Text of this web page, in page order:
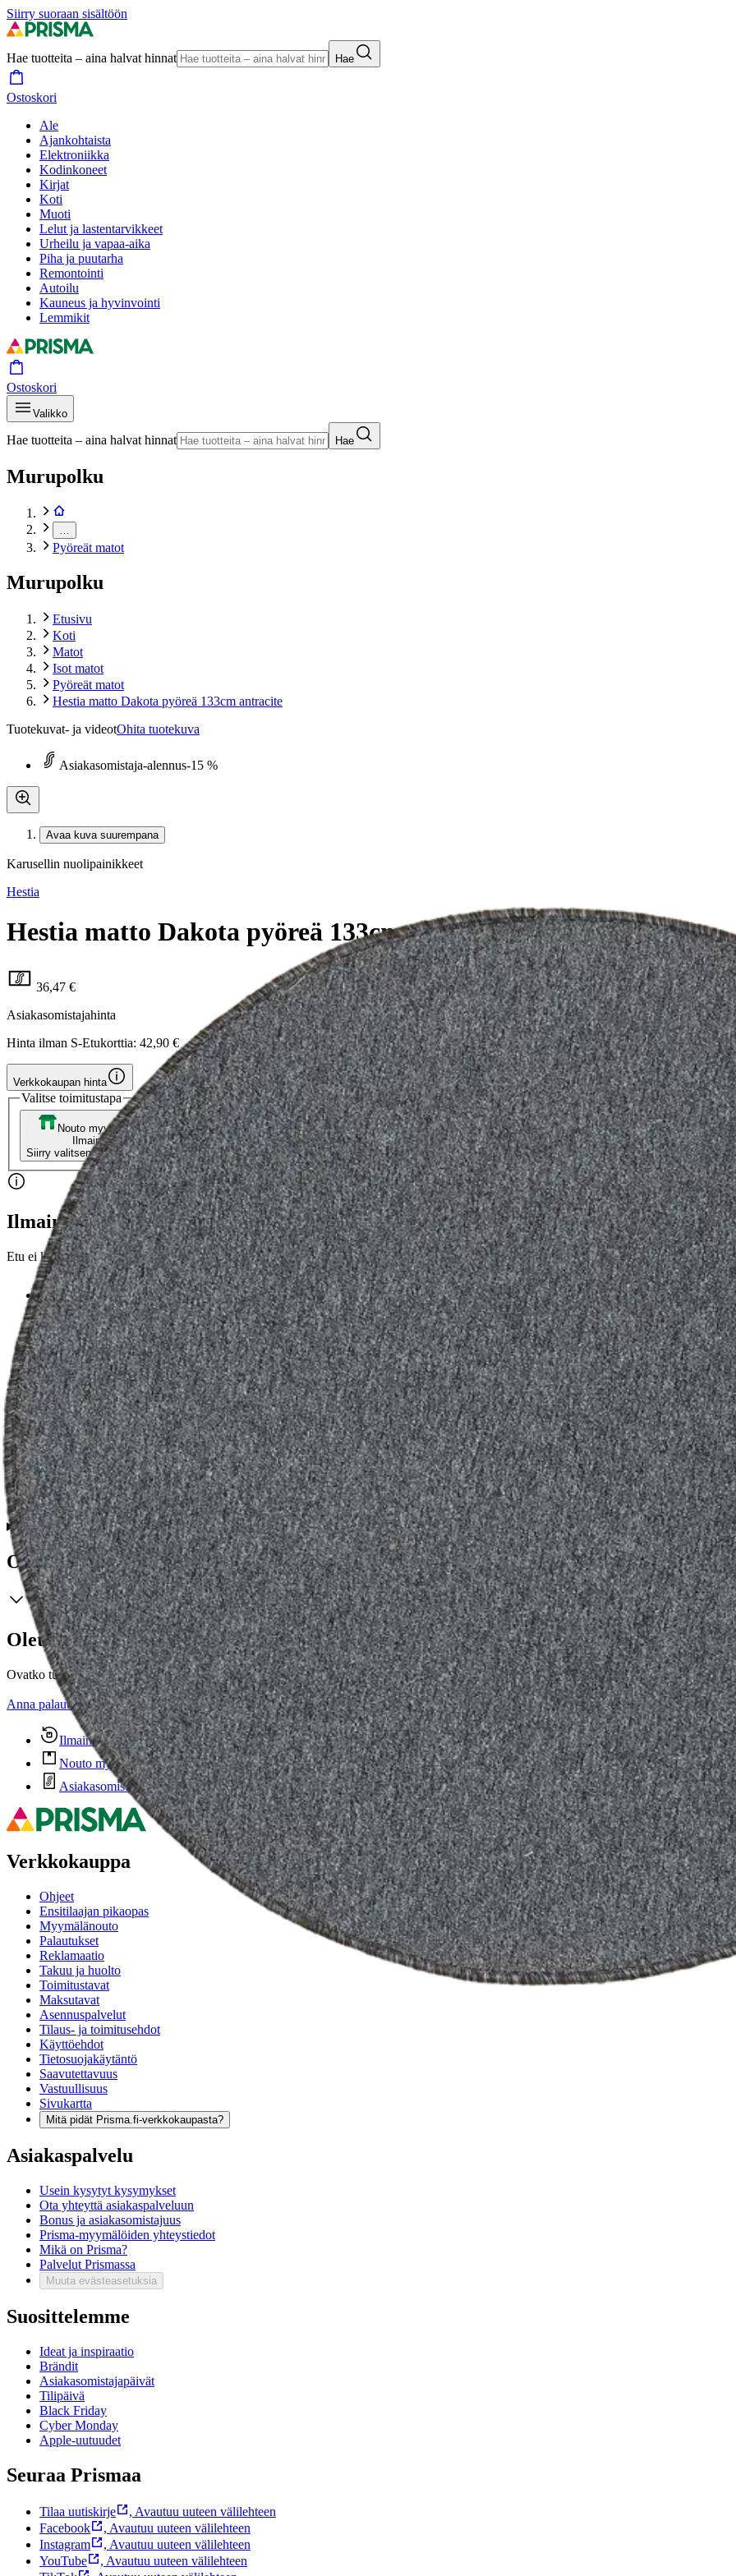
Siirry suoraan sisältöön
Hae tuotteita – aina halvat hinnat Hae
Ostoskori
Ale
Ajankohtaista
Elektroniikka
Kodinkoneet
Kirjat
Koti
Muoti
Lelut ja lastentarvikkeet
Urheilu ja vapaa-aika
Piha ja puutarha
Remontointi
Autoilu
Kauneus ja hyvinvointi
Lemmikit
Ostoskori
Valikko
Hae tuotteita – aina halvat hinnat Hae
Murupolku
Pyöreät matot
Murupolku
Etusivu
Koti
Matot
Isot matot
Pyöreät matot
Hestia matto Dakota pyöreä 133cm antracite
Tuotekuvat- ja videotOhita tuotekuva
Asiakasomistaja-alennus-15 %
Avaa kuva suurempana
Karusellin nuolipainikkeet
Hestia
Hestia matto Dakota pyöreä 133cm antracite
36,47 €
Asiakasomistajahinta
Hinta ilman S-Etukorttia: 42,90 €
Verkkokaupan hinta
Valitse toimitustapa
Nouto myymälästä
Ilmainen
Siirry valitsemaan myymälä
Toimitus
Kotiin tai noutopisteeseenAlk. 4,95 €
Ilmainen toimitus yli 100 €:n tilauksille Postin pakettiautomaattiin tai
Etu ei koske Suuri‑lisäpalvelulla toimitettavia tuotteita.
Tarkista myymäläsaatavuus
Tuotekuvaus
HESTIA Dakota -yleismatto on kestävä valinta. Dakota soveltuu kodin kaikkiin sisätiloihin. Kestävä kumilateksipohja pitää maton hyvin
Ominaisuudet
Oletko tyytyväinen tuotetietoihin?
Ovatko tuotetiedot riittävät? Jos tuotetiedoissa on puutteita tai niitä voisi muuten parantaa, anna palautetta.
Anna palautetta,Avautuu uuteen välilehteen
Ilmainen palautus 30 päivää.*
Nouto myymälästä ilman toimituskuluja.
Asiakasomistajalle Bonusta jopa 5 %.*
Verkkokauppa
Ohjeet
Ensitilaajan pikaopas
Myymälänouto
Palautukset
Reklamaatio
Takuu ja huolto
Toimitustavat
Maksutavat
Asennuspalvelut
Tilaus- ja toimitusehdot
Käyttöehdot
Tietosuojakäytäntö
Saavutettavuus
Vastuullisuus
Sivukartta
Mitä pidät Prisma.fi-verkkokaupasta?
Asiakaspalvelu
Usein kysytyt kysymykset
Ota yhteyttä asiakaspalveluun
Bonus ja asiakasomistajuus
Prisma-myymälöiden yhteystiedot
Mikä on Prisma?
Palvelut Prismassa
Muuta evästeasetuksia
Suosittelemme
Ideat ja inspiraatio
Brändit
Asiakasomistajapäivät
Tilipäivä
Black Friday
Cyber Monday
Apple-uutuudet
Seuraa Prismaa
Tilaa uutiskirje , Avautuu uuteen välilehteen
Facebook
, Avautuu uuteen välilehteen
Instagram
, Avautuu uuteen välilehteen
YouTube
, Avautuu uuteen välilehteen